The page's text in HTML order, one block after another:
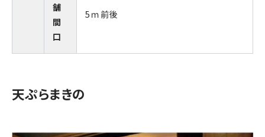
舗
間
口
5ｍ前後
天ぷらまきの